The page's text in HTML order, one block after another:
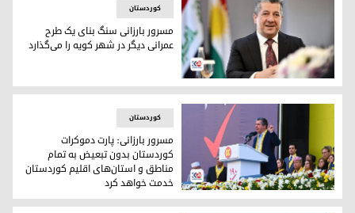
مسرور بارزانی،‌ نخست‌وزیر اقلیم کوردستان
کوردستان
مسرور بارزانی سنگ بنای یک طرح
عمرانی دیگر در شهر کویه را می‌گذارد
مسرور بارزانی، معاون رئیس پارت دموکرات کوردستان
کوردستان
مسرور بارزانی: پارت دموکرات
کوردستان بدون تبعیض به تمام
مناطق و استان‌های اقلیم کوردستان
خدمت خواهد کرد